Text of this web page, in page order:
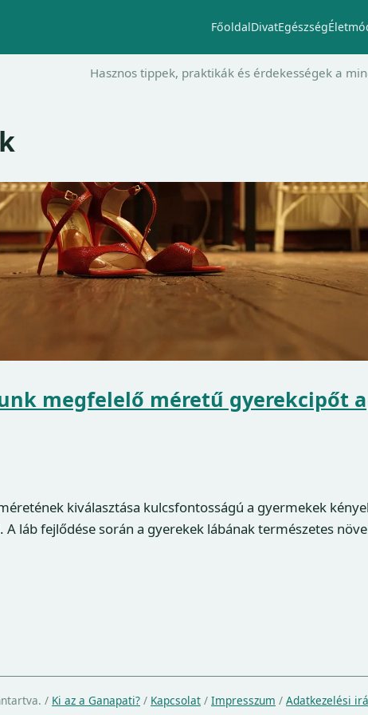
FőoldalDivatEgészség
Hasznos tippek, praktikák és érdekességek a
megfelelő méretű gyerekcipőt a
kiválasztása kulcsfontosságú a gyermekek
láb fejlődése során a gyerekek lábának természetes
/ Ki az a Ganapati? / Kapcsolat / Impresszum / Adatkezelési